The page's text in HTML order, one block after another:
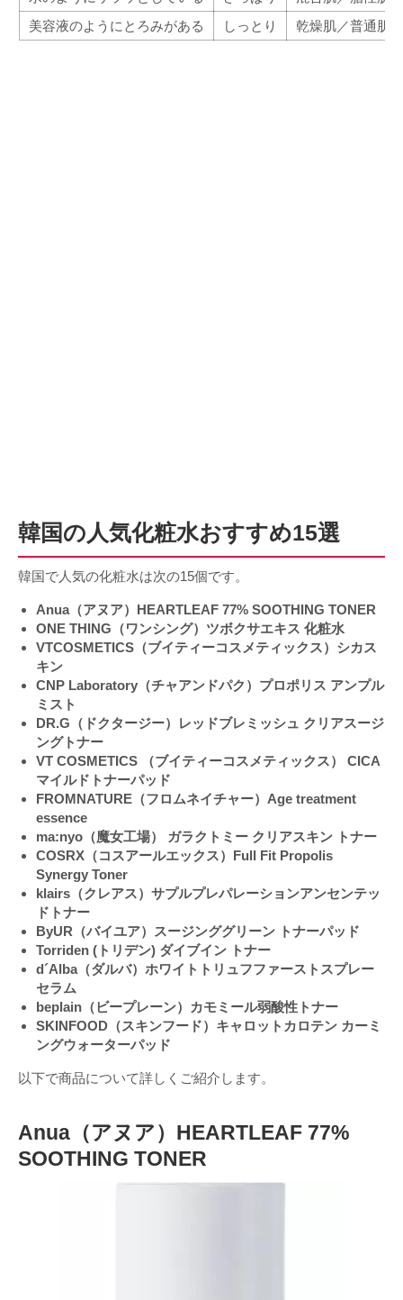
美容液のようにとろみがある
しっとり 乾燥肌／普通肌
韓国の人気化粧水おすすめ15選
韓国で人気の化粧水は次の15個です。
Anua（アヌア）HEARTLEAF 77% SOOTHING TONER
ONE THING（ワンシング）ツボクサエキス 化粧水
VTCOSMETICS（ブイティーコスメティックス）シカス
キン
CNP Laboratory（チャアンドパク）プロポリス アンプル
ミスト
DR.G（ドクタージー）レッドブレミッシュ クリアスージ
ングトナー
VT COSMETICS （ブイティーコスメティックス） CICA
マイルドトナーパッド
FROMNATURE（フロムネイチャー）Age treatment
essence
ma:nyo（魔女工場） ガラクトミー クリアスキン トナー
COSRX（コスアールエックス）Full Fit Propolis
Synergy Toner
klairs（クレアス）サプルプレパレーションアンセンテッ
ドトナー
ByUR（バイユア）スージンググリーン トナーパッド
Torriden (トリデン) ダイブイン トナー
d´Alba（ダルバ）ホワイトトリュフファーストスプレー
セラム
beplain（ビープレーン）カモミール弱酸性トナー
SKINFOOD（スキンフード）キャロットカロテン カーミ
ングウォーターパッド
以下で商品について詳しくご紹介します。
Anua（アヌア）HEARTLEAF 77%
SOOTHING TONER